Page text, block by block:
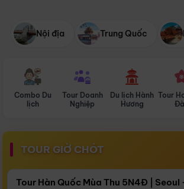
Nội địa Trung Quốc
Combo Du
lịch
Tour Doanh
Nghiệp
Du lịch Hành
Hương
Tour
TOUR GIỜ CHÓT
Còn17 ngày 03:14:09
Tour Hàn Quốc Mùa Thu 5N4Đ | Seoul